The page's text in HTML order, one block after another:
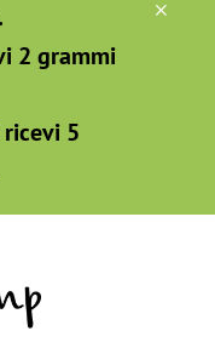
2 grammi
5